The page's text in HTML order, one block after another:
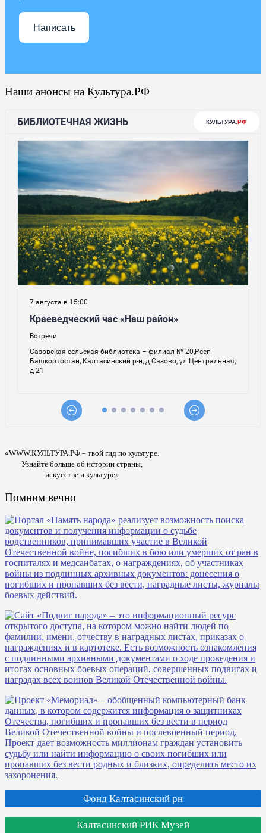
Написать
Наши анонсы на Культура.РФ
«WWW.КУЛЬТУРА.РФ – твой гид по культуре.
Узнайте больше об истории страны,
искусстве и культуре»
Помним вечно
Фонд Калтасинский рн
Калтасинский РИК Музей